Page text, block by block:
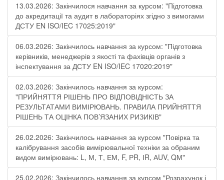
13.03.2026: Закінчилося навчання за курсом: "Підготовка
до акредитації та аудит в лабораторіях згідно з вимогами
ДСТУ EN ISO/IEC 17025:2019"
06.03.2026: Закінчилось навчання за курсом: "Підготовка
керівників, менеджерів з якості та фахівців органів з
інспектування за ДСТУ EN ISO/IEC 17020:2019"
02.03.2026: Закінчилось навчання за курсом:
"ПРИЙНЯТТЯ РІШЕНЬ ПРО ВІДПОВІДНІСТЬ ЗА
РЕЗУЛЬТАТАМИ ВИМІРЮВАНЬ. ПРАВИЛА ПРИЙНЯТТЯ
РІШЕНЬ ТА ОЦІНКА ПОВ’ЯЗАНИХ РИЗИКІВ"
26.02.2026: Закінчилось навчання за курсом "Повірка та
калібрування засобів вимірювальної техніки за обраним
видом вимірювань: L, М, Т, ЕМ, F, РR, ІR, АUV, QМ"
25.02.2026: Закінчилось навчання за курсом "Розрахунок і